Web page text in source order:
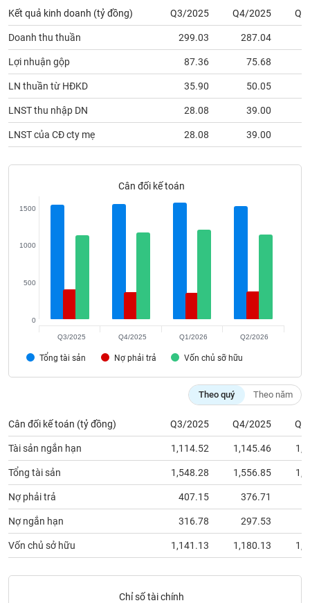
Kết quả kinh doanh (tỷ đồng) Q3/2025 Q4/2025
Doanh thu thuần 299.03 287.04
Lợi nhuận gộp 87.36 75.68
LN thuần từ HĐKD 35.90 50.05
LNST thu nhập DN 28.08 39.00
LNST của CĐ cty mẹ 28.08 39.00
Cân đối kế toán
Tổng tài sản Nợ phải trả Vốn chủ sỡ hữu
0
500
1000
1500
Q3/2025 Q4/2025 Q1/2026 Q2/2026
Theo quý Theo năm
Cân đối kế toán (tỷ đồng) Q3/2025 Q4/2025
Tài sản ngắn hạn 1,114.52 1,145.46
Tổng tài sản 1,548.28 1,556.85
Nợ phải trả 407.15 376.71
Nợ ngắn hạn 316.78 297.53
Vốn chủ sở hữu 1,141.13 1,180.13
Chỉ số tài chính
phân
tích
(-)
Thuật
ngữ
(-)
Dịch
vụ
Đào
Sách
Công
tư
Truyền
thông
tài
chính